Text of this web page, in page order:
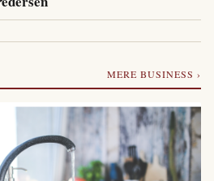
MERE BUSINESS ›